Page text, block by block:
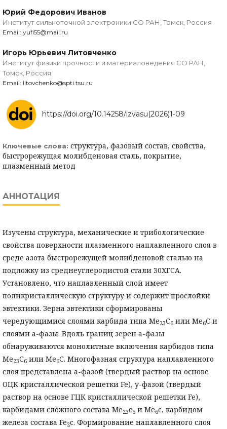
Юрий Федорович Иванов
Институт сильноточной электроники СО РАН, Томск, Россия
Email: yufi55@mail.ru
Игорь Юрьевич Литовченко
Институт физики прочности и материаловедения СО РАН,
Томск, Россия
Email: litovchenko@spti.tsu.ru
https://doi.org/10.14258/izvasu(2026)1-09
Ключевые слова: структура, фазовый состав, свойства,
быстрорежущая молибденовая сталь, покрытие,
плазменный метод
АННОТАЦИЯ
Изучены структура, механические и трибологические
свойства поверхности плазменного наплавленного слоя в
среде азота быстрорежущей молибденовой сталью на
подложку из среднеуглеродистой стали 30ХГСА.
Установлено, что наплавленный слой имеет
поликристаллическую структуру и содержит прослойки
эвтектики. Зерна эвтектики сформированы
чередующимися слоями карбида типа Me23C6 или Me6C и
слоями a-фазы. Вдоль границ зерен a-фазы
обнаруживаются монолитные включения карбидов типа
Me23C6 или Me6C. Многофазная структура наплавленного
слоя представлена a-фазой (твердый раствор на основе
ОЦК кристаллической решетки Fe), у-фазой (твердый
раствор на основе ГЦК кристаллической решетки Fe),
карбидами сложного состава Me23c6 и Me6c, карбидом
железа состава Fe2c. Формирование наплавленного слоя